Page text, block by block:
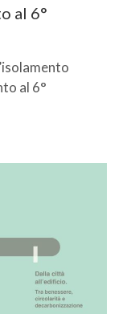
al 6°
al 6°